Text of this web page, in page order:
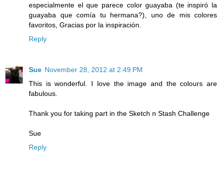
especialmente el que parece color guayaba (te inspiró la
guayaba que comía tu hermana?), uno de mis colores
favoritos, Gracias por la inspiración.
Reply
Sue November 28, 2012 at 2:49 PM
This is wonderful. I love the image and the colours are
fabulous.
Thank you for taking part in the Sketch n Stash Challenge
Sue
Reply